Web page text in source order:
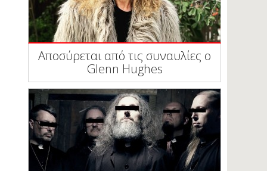
Αποσύρεται από τις συναυλίες ο
Glenn Hughes